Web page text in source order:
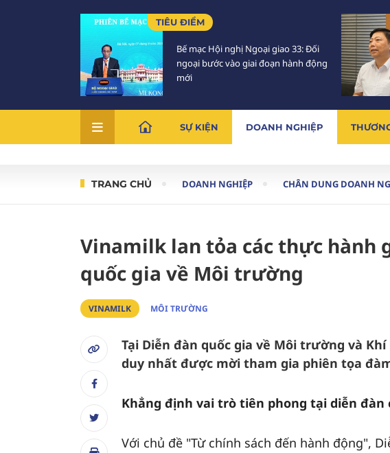
TIÊU ĐIỂM
Bế mạc Hội nghị Ngoại giao 33: Đối
ngoại bước vào giai đoạn hành động
mới
SỰ KIỆN DOANH NGHIỆP
TRANG CHỦ DOANH NGHIỆP CHÂN DUNG DOANH
Vinamilk lan tỏa các thực hành
quốc gia về Môi trường
VINAMILK MÔI TRƯỜNG
Tại Diễn đàn quốc gia về Môi trường và
duy nhất được mời tham gia phiên tọa
Khẳng định vai trò tiên phong tại diễn đàn
Với chủ đề "Từ chính sách đến hành động",